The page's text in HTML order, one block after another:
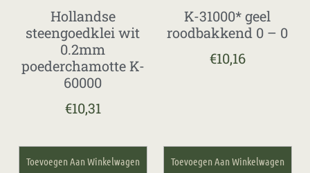
Hollandse
steengoedklei wit
0.2mm
poederchamotte K-
60000
€10,31
Toevoegen Aan Winkelwagen
K-31000* geel
roodbakkend 0 – 0
€10,16
Toevoegen Aan Winkelwagen